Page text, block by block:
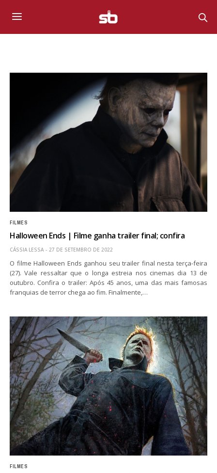
FILMES
Halloween Ends | Filme ganha trailer final; confira
CÁSSIA LESSA 27 DE SETEMBRO DE 2022
O filme Halloween Ends ganhou seu trailer final nesta terça-feira
(27). Vale ressaltar que o longa estreia nos cinemas dia 13 de
outubro. Confira o trailer: Após 45 anos, uma das mais famosas
franquias de terror chega ao fim. Finalmente,…
FILMES